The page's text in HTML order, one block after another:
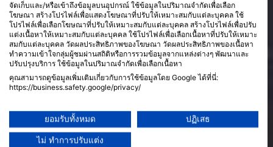
จัดเก็บและ/หรือเข้าถึงข้อมูลบนอุปกรณ์ ใช้ข้อมูลในปริมาณจำกัดเพื่อเลือก
โฆษณา สร้างโปรไฟล์เพื่อแสดงโฆษณาที่ปรับให้เหมาะสมกับแต่ละบุคคล ใช้
โปรไฟล์เพื่อเลือกโฆษณาที่ปรับให้เหมาะสมกับแต่ละบุคคล สร้างโปรไฟล์เพื่อปรับ
แต่งเนื้อหาให้เหมาะสมกับแต่ละบุคคล ใช้โปรไฟล์เพื่อเลือกเนื้อหาที่ปรับให้เหมาะ
สมกับแต่ละบุคคล วัดผลประสิทธิภาพของโฆษณา วัดผลประสิทธิภาพของเนื้อหา
ทำความเข้าใจกลุ่มผู้ชมผ่านสถิติหรือการรวมข้อมูลจากแหล่งต่างๆ พัฒนาและ
ปรับปรุงบริการ ใช้ข้อมูลในปริมาณจำกัดเพื่อเลือกเนื้อหา
คุณสามารถดูข้อมูลเพิ่มเติมเกี่ยวกับการใช้ข้อมูลโดย Google ได้ที่นี่:
https://business.safety.google/privacy/
ความยินยอมของคุณและนโยบาย cookie มีผลกับเว็บไซต์/แอปนี้เท่านั้น
ดูรายชื่อพันธมิตร (1 ผู้จำหน่าย IAB)
เราใช้ข้อมูลของคุณเพื่อวัตถุประสงค์ดังต่อไปนี้:
ยอมรับทั้งหมด ปฏิเสธ
ไม่ ทำการปรับแต่ง